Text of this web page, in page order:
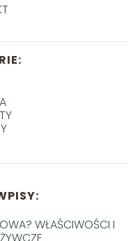
WŁAŚCIWOŚCI I